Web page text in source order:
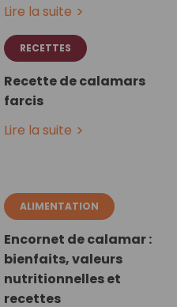
Lire la suite
RECETTES
Recette de calamars
farcis
Lire la suite
ALIMENTATION
Encornet de calamar :
bienfaits, valeurs
nutritionnelles et
recettes